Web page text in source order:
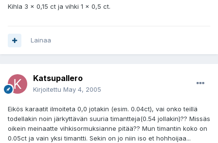
Kihla 3 x 0,15 ct ja vihki 1 x 0,5 ct.
Lainaa
Katsupallero
Kirjoitettu May 4, 2005
Eikös karaatit ilmoiteta 0,0 jotakin (esim. 0.04ct), vai onko teillä
todellakin noin järkyttävän suuria timantteja(0.54 jollakin)?? Missäs
oikein meinaatte vihkisormuksianne pitää?? Mun timantin koko on
0.05ct ja vain yksi timantti. Sekin on jo niin iso et hohhoijaa...